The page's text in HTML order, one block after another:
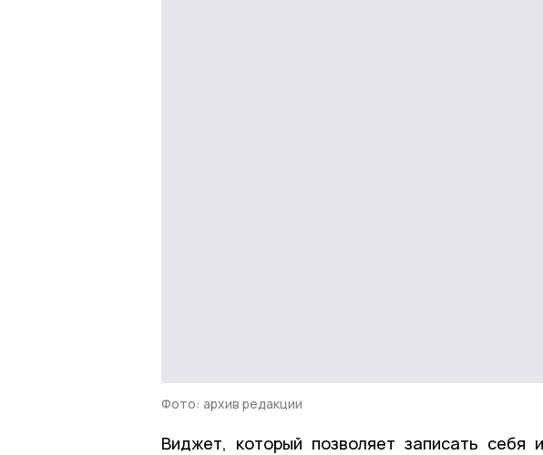
Фото: архив редакции
Виджет, который позволяет записать себя